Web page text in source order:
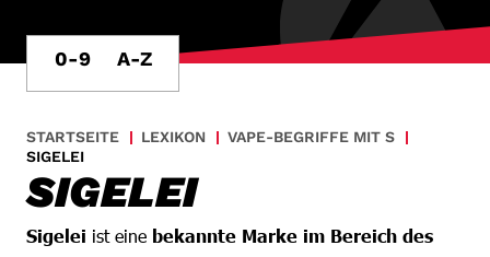
0-9 A-Z
STARTSEITE LEXIKON
VAPE-BEGRIFFE MIT S
SIGELEI
SIGELEI
Sigelei ist eine bekannte Marke im Bereich des